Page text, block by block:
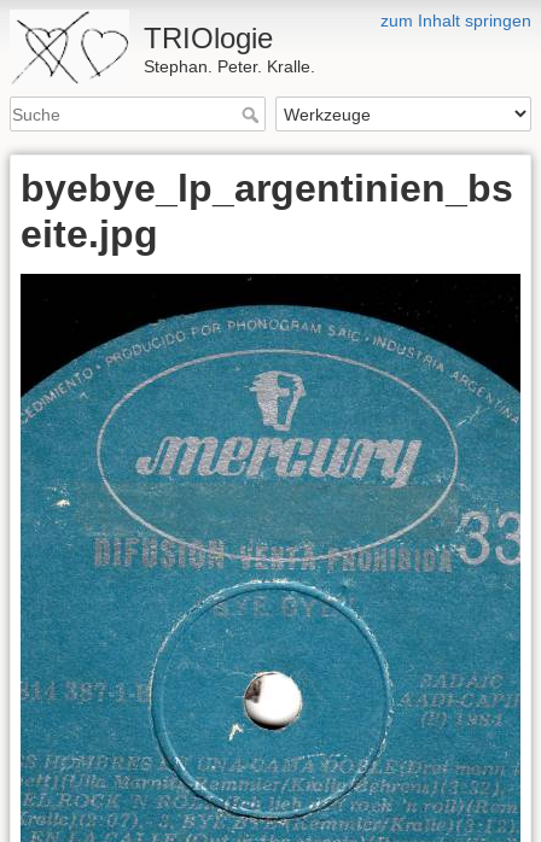
zum Inhalt springen
TRIOlogie
Stephan. Peter. Kralle.
byebye_lp_argentinien_bs
eite.jpg